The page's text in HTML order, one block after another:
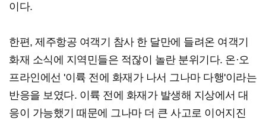
이다.
한편, 제주항공 여객기 참사 한 달만에 들려온 여객기
화재 소식에 지역민들은 적잖이 놀란 분위기다. 온·오
프라인에선 '이륙 전에 화재가 나서 그나마 다행'이라는
반응을 보였다. 이륙 전에 화재가 발생해 지상에서 대
응이 가능했기 때문에 그나마 더 큰 사고로 이어지진